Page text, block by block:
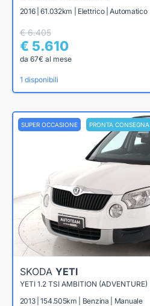
2016 | 61.032km | Elettrico | Automatico
€ 6.405
€ 5.610
da 67€ al mese
1 disponibili
SUPER OCCASIONE PRONTA CONSEGNA
SKODA YETI
YETI 1.2 TSI AMBITION (ADVENTURE)
2013 | 154.505km | Benzina | Manuale